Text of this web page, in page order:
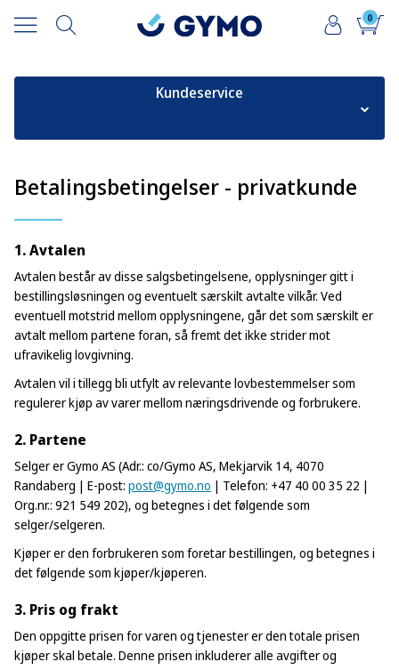
0
Kundeservice
Betalingsbetingelser - privatkunder
Leveringsbetingelser
Sporing av forsendelser
Retur av varer – privatkunder
Retur av varer – næringskjøp
Reklamasjon/Service
Betalingsbetingelser - privatkunde
1. Avtalen
Avtalen består av disse salgsbetingelsene, opplysninger gitt i
bestillingsløsningen og eventuelt særskilt avtalte vilkår. Ved
eventuell motstrid mellom opplysningene, går det som særskilt er
avtalt mellom partene foran, så fremt det ikke strider mot
ufravikelig lovgivning.
Avtalen vil i tillegg bli utfylt av relevante lovbestemmelser som
regulerer kjøp av varer mellom næringsdrivende og forbrukere.
2. Partene
Selger er Gymo AS (Adr.: co/Gymo AS, Mekjarvik 14, 4070
Randaberg | E-post: post@gymo.no | Telefon: +47 40 00 35 22 |
Org.nr.: 921 549 202), og betegnes i det følgende som
selger/selgeren.
Kjøper er den forbrukeren som foretar bestillingen, og betegnes i
det følgende som kjøper/kjøperen.
3. Pris og frakt
Den oppgitte prisen for varen og tjenester er den totale prisen
kjøper skal betale. Denne prisen inkluderer alle avgifter og